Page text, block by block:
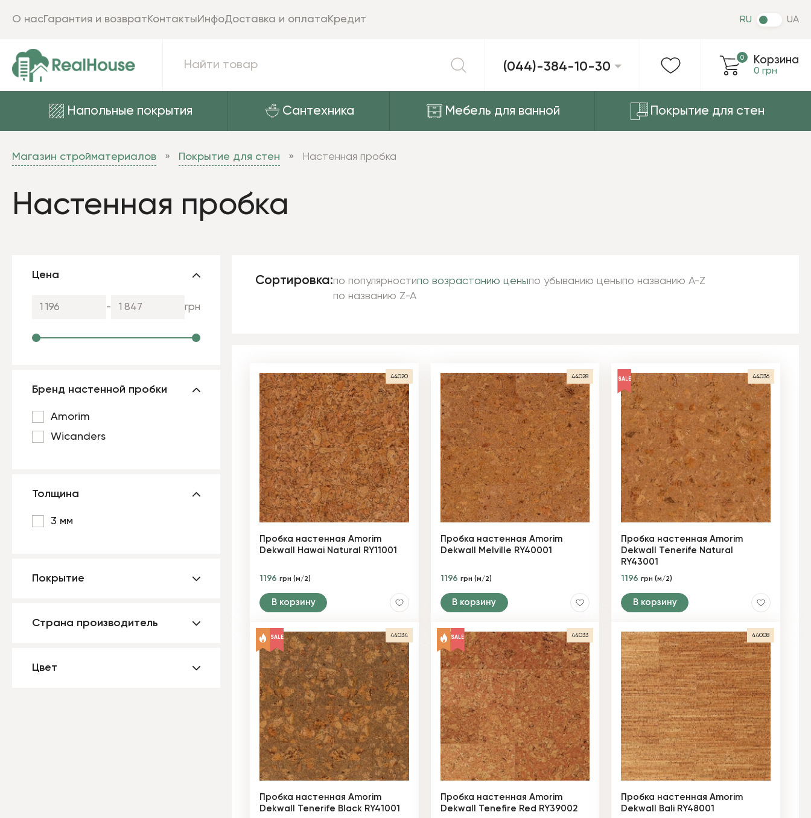
(044)-384-10-30
Корзина
0 грн
0
RU UA
Напольные покрытия Сантехника Мебель для ванной Покрытие для стен
О насГарантия и возвратКонтактыИнфоДоставка и оплатаКредит
Магазин стройматериалов Покрытие для стен Настенная пробка
Настенная пробка
Цена
- грн
Бренд настенной пробки
Amorim
Wicanders
Толщина
3 мм
Покрытие
Страна производитель
Цвет
Сортировка:по популярностипо возрастанию ценыпо убыванию ценыпо названию A-Z
по названию Z-A
44020
Пробка настенная Amorim
Dekwall Hawai Natural RY11001
1196 грн (м/2)
В корзину
44028
Пробка настенная Amorim
Dekwall Melville RY40001
1196 грн (м/2)
В корзину
SALE 44036
Пробка настенная Amorim
Dekwall Tenerife Natural
RY43001
1196грн (м/2)
В корзину
SALE 44034
Пробка настенная Amorim
Dekwall Tenerife Black RY41001
SALE 44033
Пробка настенная Amorim
Dekwall Tenefire Red RY39002
44008
Пробка настенная Amorim
Dekwall Bali RY48001